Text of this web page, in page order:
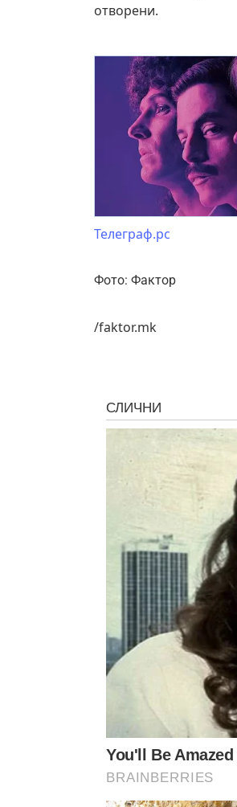
отворени.
Телеграф.рс
Фото: Фактор
/faktor.mk